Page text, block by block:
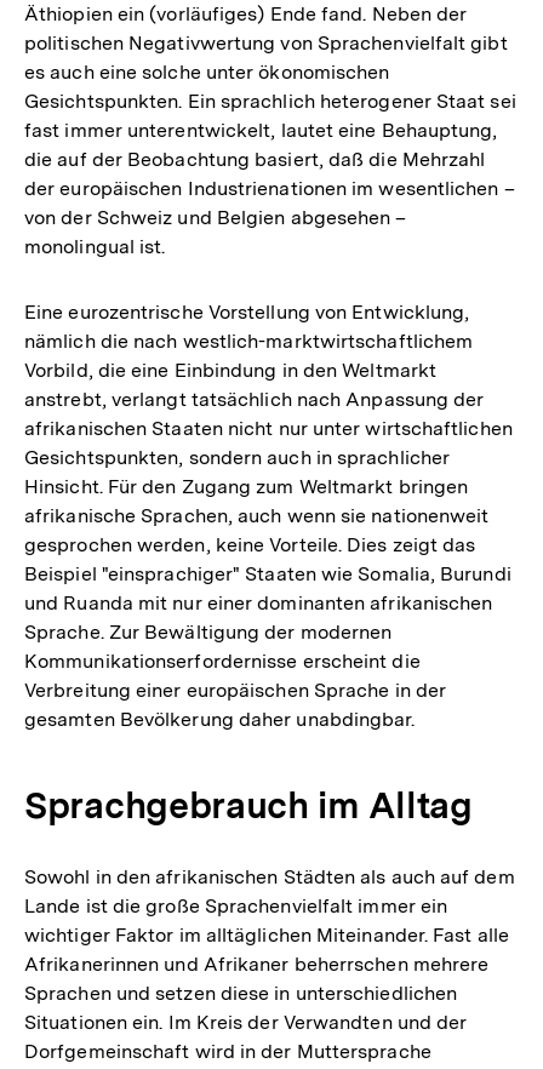
Äthiopien ein (vorläufiges) Ende fand. Neben der
politischen Negativwertung von Sprachenvielfalt gibt
es auch eine solche unter ökonomischen
Gesichtspunkten. Ein sprachlich heterogener Staat sei
fast immer unterentwickelt, lautet eine Behauptung,
die auf der Beobachtung basiert, daß die Mehrzahl
der europäischen Industrienationen im wesentlichen –
von der Schweiz und Belgien abgesehen –
monolingual ist.
Eine eurozentrische Vorstellung von Entwicklung,
nämlich die nach westlich-marktwirtschaftlichem
Vorbild, die eine Einbindung in den Weltmarkt
anstrebt, verlangt tatsächlich nach Anpassung der
afrikanischen Staaten nicht nur unter wirtschaftlichen
Gesichtspunkten, sondern auch in sprachlicher
Hinsicht. Für den Zugang zum Weltmarkt bringen
afrikanische Sprachen, auch wenn sie nationenweit
gesprochen werden, keine Vorteile. Dies zeigt das
Beispiel "einsprachiger" Staaten wie Somalia, Burundi
und Ruanda mit nur einer dominanten afrikanischen
Sprache. Zur Bewältigung der modernen
Kommunikationserfordernisse erscheint die
Verbreitung einer europäischen Sprache in der
gesamten Bevölkerung daher unabdingbar.
Sprachgebrauch im Alltag
Sowohl in den afrikanischen Städten als auch auf dem
Lande ist die große Sprachenvielfalt immer ein
wichtiger Faktor im alltäglichen Miteinander. Fast alle
Afrikanerinnen und Afrikaner beherrschen mehrere
Sprachen und setzen diese in unterschiedlichen
Situationen ein. Im Kreis der Verwandten und der
Dorfgemeinschaft wird in der Muttersprache